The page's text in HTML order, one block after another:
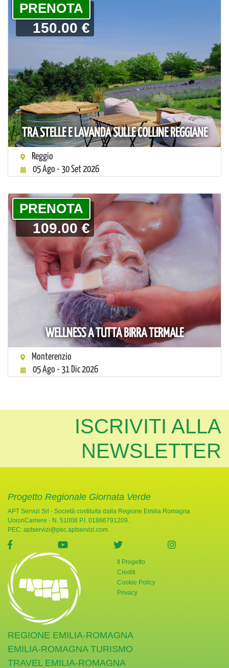
TRA STELLE E LAVANDA SULLE COLLINE REGGIANE
PRENOTA
150.00 €
Reggio
05 Ago - 30 Set 2026
WELLNESS A TUTTA BIRRA TERMALE
PRENOTA
109.00 €
Monterenzio
05 Ago - 31 Dic 2026
ISCRIVITI ALLA
NEWSLETTER
Progetto Regionale Giornata Verde
APT Servizi Srl - Società costituita dalla Regione Emilia Romagna
UnionCamere - N. 51008 P.I. 01886791209.
PEC: aptservizi@pec.aptservizi.com
visita la pagina Facebook di Giornata Verde
visita la pagina YouTube di Giornata
visita la pagina Twitter di
visita la
Il Progetto
Crediti
Cookie Policy
Privacy
REGIONE EMILIA-ROMAGNA
EMILIA-ROMAGNA TURISMO
TRAVEL EMILIA-ROMAGNA